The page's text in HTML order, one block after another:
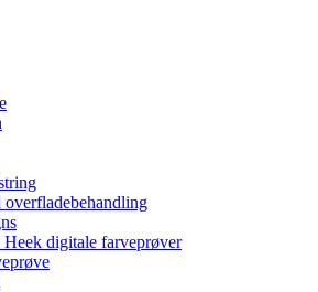
overfladebehandling
digitale farveprøver